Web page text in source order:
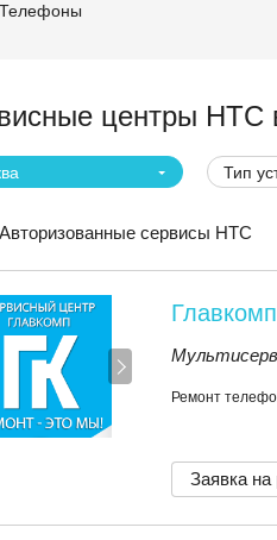
Телефоны
центры HTC
Тип
Авторизованные сервисы HTC
Ремонт
Заявка на